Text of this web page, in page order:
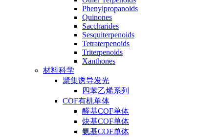
Phenylpropanoids
Quinones
Saccharides
Sesquiterpenoids
Tetraterpenoids
Triterpenoids
Xanthones
材料科学
聚集诱导发光
四苯乙烯系列
COF有机单体
醛基COF单体
炔基COF单体
氨基COF单体